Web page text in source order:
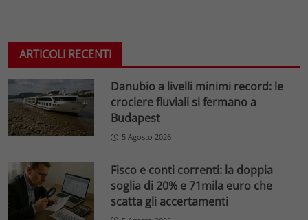
ARTICOLI RECENTI
Danubio a livelli minimi record: le
crociere fluviali si fermano a
Budapest
5 Agosto 2026
Fisco e conti correnti: la doppia
soglia di 20% e 71mila euro che
scatta gli accertamenti